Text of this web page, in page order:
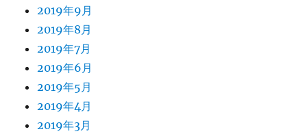
2019年9月
2019年8月
2019年7月
2019年6月
2019年5月
2019年4月
2019年3月